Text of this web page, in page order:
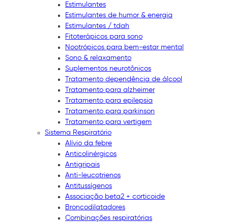
Estimulantes
Estimulantes de humor & energia
Estimulantes / tdah
Fitoterápicos para sono
Nootrópicos para bem-estar mental
Sono & relaxamento
Suplementos neurotônicos
Tratamento dependência de álcool
Tratamento para alzheimer
Tratamento para epilepsia
Tratamento para parkinson
Tratamento para vertigem
Sistema Respiratório
Alívio da febre
Anticolinérgicos
Antigripais
Anti-leucotrienos
Antitussígenos
Associação beta2 + corticoide
Broncodilatadores
Combinações respiratórias